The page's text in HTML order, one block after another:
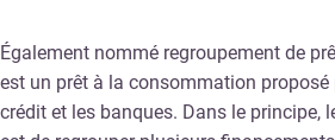
Également nommé regroupement de
est un prêt à la consommation
crédit et les banques. Dans le principe,